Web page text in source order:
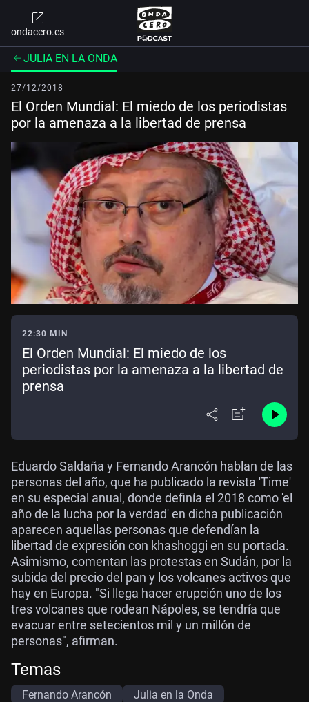
ondacero.es
JULIA EN LA ONDA
27/12/2018
El Orden Mundial: El miedo de los periodistas
por la amenaza a la libertad de prensa
22:30 MIN
El Orden Mundial: El miedo de los
periodistas por la amenaza a la libertad de
prensa
Eduardo Saldaña y Fernando Arancón hablan de las
personas del año, que ha publicado la revista 'Time'
en su especial anual, donde definía el 2018 como 'el
año de la lucha por la verdad' en dicha publicación
aparecen aquellas personas que defendían la
libertad de expresión con khashoggi en su portada.
Asimismo, comentan las protestas en Sudán, por la
subida del precio del pan y los volcanes activos que
hay en Europa. "Si llega hacer erupción uno de los
tres volcanes que rodean Nápoles, se tendría que
evacuar entre setecientos mil y un millón de
personas", afirman.
Temas
Fernando Arancón
Julia en la Onda